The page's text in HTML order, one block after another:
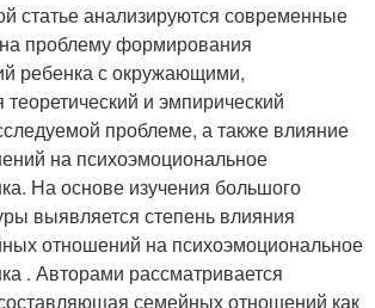
статье анализируются современные
проблему формирования
ребенка с окружающими,
и эмпирический
проблеме, а также влияние
на психоэмоциональное
На основе изучения большого
выявляется степень влияния
отношений на психоэмоциональное
. Авторами рассматривается
семейных отношений как